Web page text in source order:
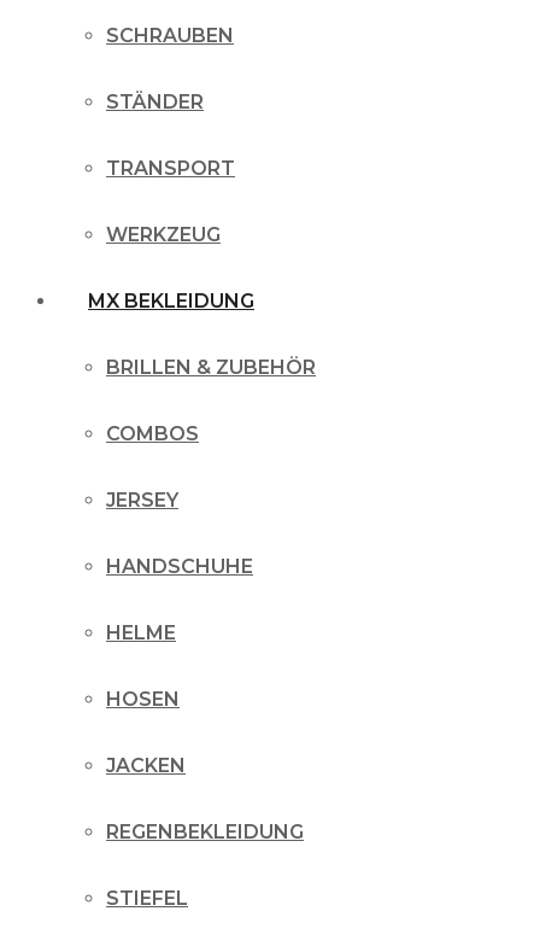
SCHRAUBEN
STÄNDER
TRANSPORT
WERKZEUG
MX BEKLEIDUNG
BRILLEN & ZUBEHÖR
COMBOS
JERSEY
HANDSCHUHE
HELME
HOSEN
JACKEN
REGENBEKLEIDUNG
STIEFEL